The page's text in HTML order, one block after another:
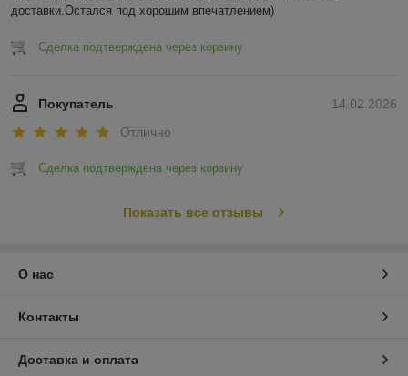
доставки.Остался под хорошим впечатлением)
Сделка подтверждена через корзину
14.02.2026
Покупатель
Отлично
Сделка подтверждена через корзину
Показать все отзывы
О нас
Контакты
Доставка и оплата